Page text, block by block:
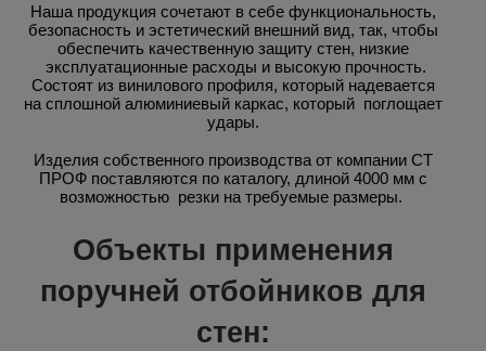
Наша продукция сочетают в себе функциональность,
безопасность и эстетический внешний вид, так, чтобы
обеспечить качественную защиту стен, низкие
эксплуатационные расходы и высокую прочность.
Состоят из винилового профиля, который надевается
на сплошной алюминиевый каркас, который поглощает
удары.
Изделия собственного производства от компании СТ
ПРОФ поставляются по каталогу, длиной 4000 мм с
возможностью резки на требуемые размеры.
Объекты применения
поручней отбойников для
стен: